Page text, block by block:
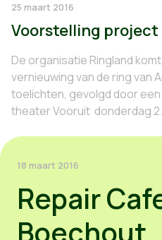
25 maart 2016
Voorstelling project
De organisatie Ringland
vernieuwing van de ring van
toelichten, gevolgd door
theater Vooruit donderdag
18 maart 2016
Repair
Boechout